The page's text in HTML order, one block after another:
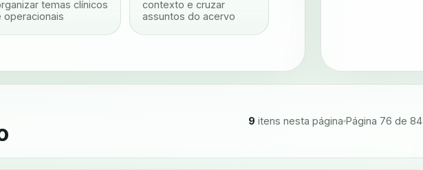
temas clínicos
operacionais
contexto e cruzar
assuntos do acervo
9 itens nesta página Página 76 de 84